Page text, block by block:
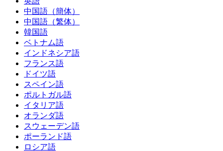
中国語（簡体）
中国語（繁体）
韓国語
ベトナム語
インドネシア語
フランス語
ドイツ語
スペイン語
ポルトガル語
イタリア語
オランダ語
スウェーデン語
ポーランド語
ロシア語